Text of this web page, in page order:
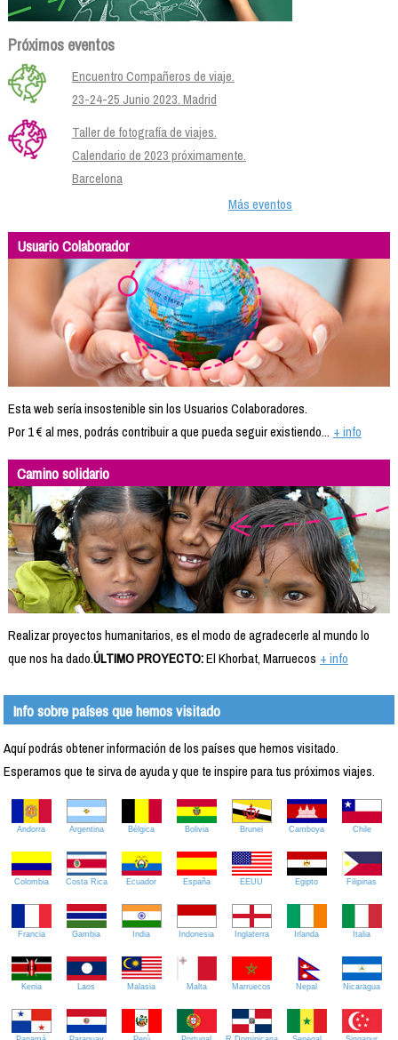
Próximos eventos
Encuentro Compañeros de viaje.
23-24-25 Junio 2023. Madrid
Taller de fotografía de viajes.
Calendario de 2023 próximamente.
Barcelona
Más eventos
Usuario Colaborador
Esta web sería insostenible sin los Usuarios Colaboradores.
Por 1 € al mes, podrás contribuir a que pueda seguir existiendo... + info
Camino solidario
Realizar proyectos humanitarios, es el modo de agradecerle al mundo lo
que nos ha dado.ÚLTIMO PROYECTO:El Khorbat, Marruecos + info
Info sobre países que hemos visitado
Aquí podrás obtener información de los países que hemos visitado.
Esperamos que te sirva de ayuda y que te inspire para tus próximos viajes.
Andorra Argentina Bélgica Bolivia Brunei Camboya Chile
Colombia Costa Rica Ecuador España EEUU Egipto Filipinas
Francia Gambia India Indonesia Inglaterra Irlanda Italia
Kenia Laos Malasia Malta Marruecos Nepal Nicaragua